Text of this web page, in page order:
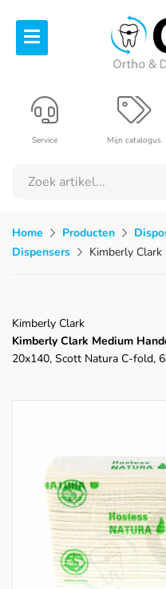
Mijn catalogus
Service
Home Producten
Dispensers
Kimberly
Kimberly Clark
Kimberly Clark Medium
20x140, Scott Natura C-fold,